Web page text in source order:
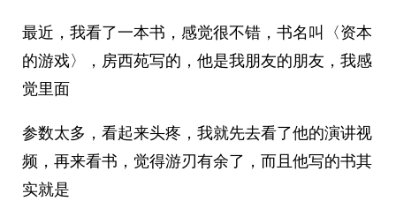
最近，我看了一本书，感觉很不错，书名叫〈资本
的游戏〉，房西苑写的，他是我朋友的朋友，我感
觉里面
参数太多，看起来头疼，我就先去看了他的演讲视
频，再来看书，觉得游刃有余了，而且他写的书其
实就是